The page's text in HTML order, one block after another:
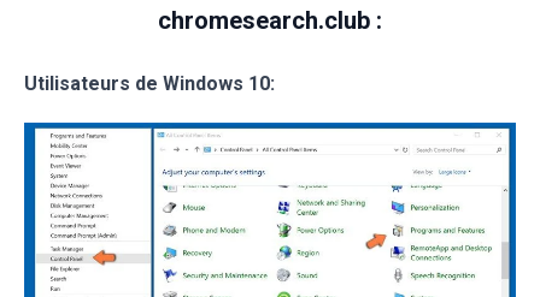
chromesearch.club :
Utilisateurs de Windows 10: